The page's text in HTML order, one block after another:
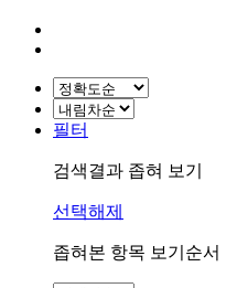
필터
검색결과 좁혀 보기
선택해제
좁혀본 항목 보기순서